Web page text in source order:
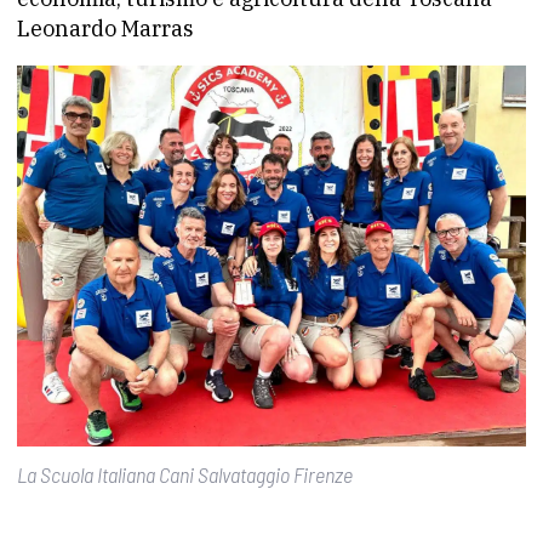
Leonardo Marras
La Scuola Italiana Cani Salvataggio Firenze